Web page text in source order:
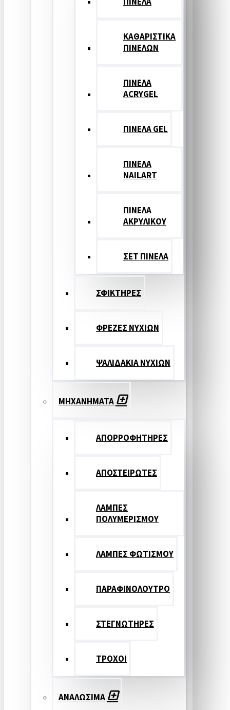
ΚΑΘΑΡΙΣΤΙΚΑ
ΠΙΝΕΛΩΝ
ΠΙΝΕΛΑ
ACRYGEL
ΠΙΝΕΛΑ GEL
ΠΙΝΕΛΑ
NAILART
ΠΙΝΕΛΑ
ΑΚΡΥΛΙΚΟΥ
ΣΕΤ ΠΙΝΕΛA
ΣΦΙΚΤΗΡΕΣ
ΦΡΕΖΕΣ ΝΥΧΙΩΝ
ΨΑΛΙΔΑΚΙΑ ΝΥΧΙΩΝ
ΜΗΧΑΝΗΜΑΤΑ
ΑΠΟΡΡΟΦΗΤΗΡΕΣ
ΑΠΟΣΤΕΙΡΩΤΕΣ
ΛΑΜΠΕΣ
ΠΟΛΥΜΕΡΙΣΜΟΥ
ΛΑΜΠΕΣ ΦΩΤΙΣΜΟΥ
ΠΑΡΑΦΙΝΟΛΟΥΤΡΟ
ΣΤΕΓΝΩΤΗΡΕΣ
ΤΡΟΧΟΙ
ΑΝΑΛΩΣΙΜΑ